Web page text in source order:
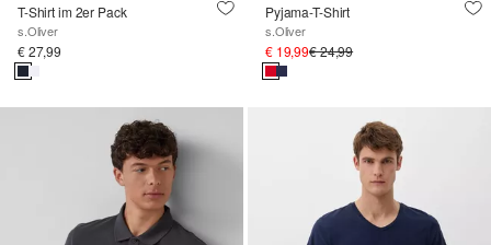
T-Shirt im 2er Pack
s.Oliver
€ 27,99
Pyjama-T-Shirt
s.Oliver
€ 19,99€ 24,99